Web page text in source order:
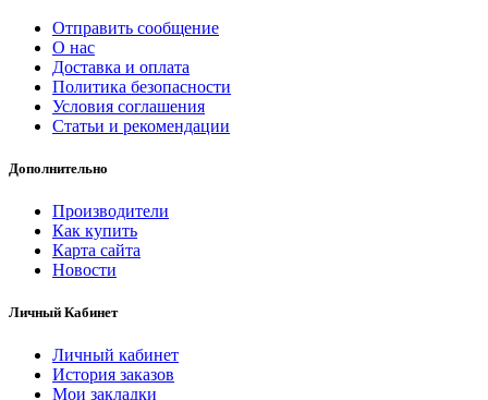
Отправить сообщение
О нас
Доставка и оплата
Политика безопасности
Условия соглашения
Статьи и рекомендации
Дополнительно
Производители
Как купить
Карта сайта
Новости
Личный Кабинет
Личный кабинет
История заказов
Мои закладки